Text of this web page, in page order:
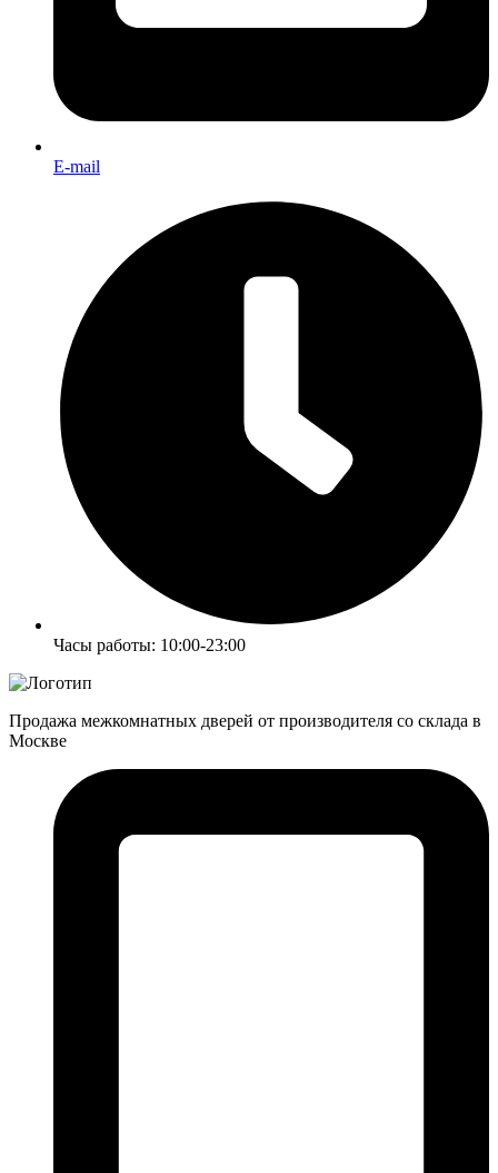
E-mail
Часы работы: 10:00-23:00
Продажа межкомнатных дверей от производителя со склада в
Москве